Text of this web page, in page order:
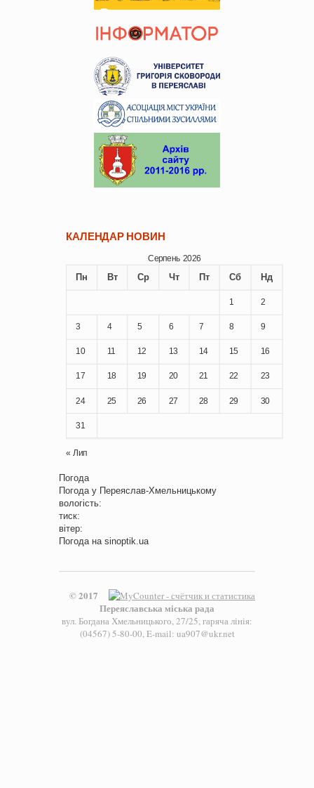
КАЛЕНДАР НОВИН
Серпень 2026
Пн Вт Ср Чт Пт Сб Нд
1 2
3 4 5 6 7 8 9
10 11 12 13 14 15 16
17 18 19 20 21 22 23
24 25 26 27 28 29 30
31
« Лип
Погода
Погода у Переяслав-Хмельницькому
вологість:
тиск:
вітер:
Погода на sinoptik.ua
© 2017
Переяславська міська рада
вул. Богдана Хмельницького, 27/25, гаряча лінія:
(04567) 5-80-00, E-mail: ua907@ukr.net